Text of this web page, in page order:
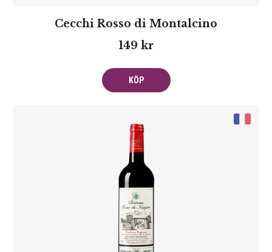
Cecchi Rosso di Montalcino
149 kr
KÖP